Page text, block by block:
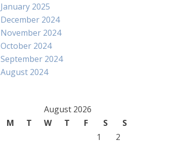
January 2025
December 2024
November 2024
October 2024
September 2024
August 2024
August 2026
M
T W T F S
S
1
2